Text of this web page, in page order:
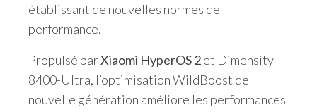
établissant de nouvelles normes de
performance.
Propulsé parXiaomi HyperOS 2et Dimensity
8400-Ultra, l’optimisation WildBoost de
nouvelle génération améliore les performances